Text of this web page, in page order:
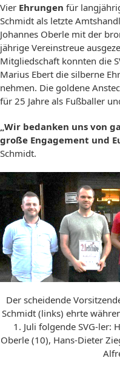
Vier Ehrungen für
Schmidt als letzte
Johannes Oberle mit der
jährige Vereinstreue
Mitgliedschaft konnten die
Marius Ebert die silberne
nehmen. Die goldene
für 25 Jahre als Fußballer
„Wir bedanken uns von
große Engagement und
Schmidt.
Der scheidende
Schmidt (links) ehrte
1. Juli folgende SVG-ler:
Oberle (10), Hans-Dieter